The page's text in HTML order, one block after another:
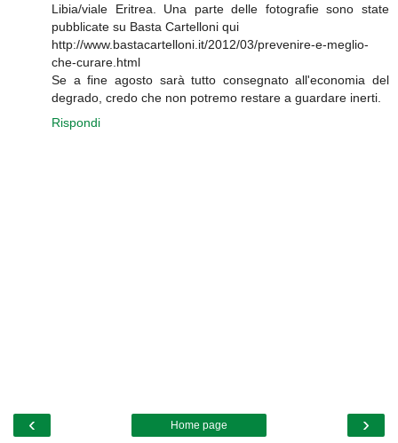
Libia/viale Eritrea. Una parte delle fotografie sono state
pubblicate su Basta Cartelloni qui
http://www.bastacartelloni.it/2012/03/prevenire-e-meglio-
che-curare.html
Se a fine agosto sarà tutto consegnato all'economia del
degrado, credo che non potremo restare a guardare inerti.
Rispondi
‹ ›
Home page